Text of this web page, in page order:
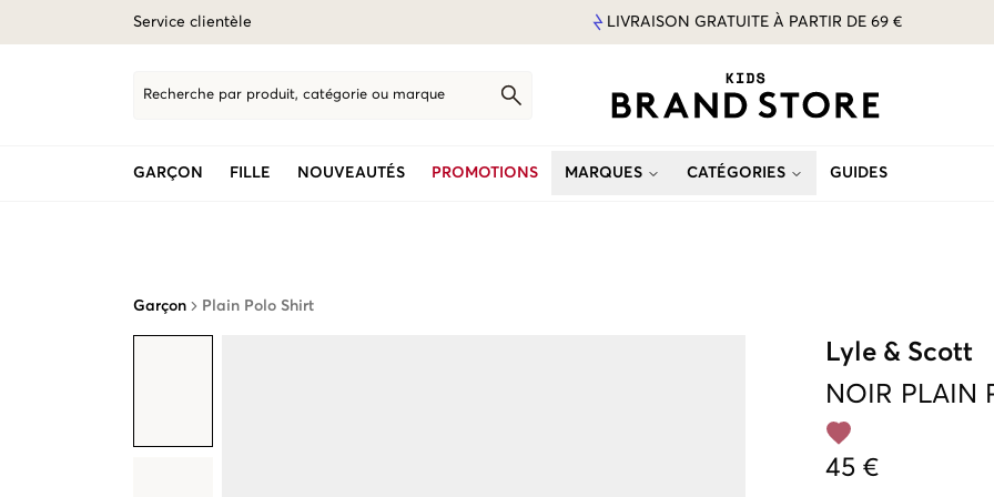
Service clientèle LIVRAISON GRATUITE À PARTIR DE 69 €
Recherche par produit, catégorie ou marque
GARÇON FILLE NOUVEAUTÉS PROMOTIONS MARQUES CATÉGORIES GUIDES
Garçon Plain Polo Shirt
Lyle & Scott
NOIR PLAIN
45 €